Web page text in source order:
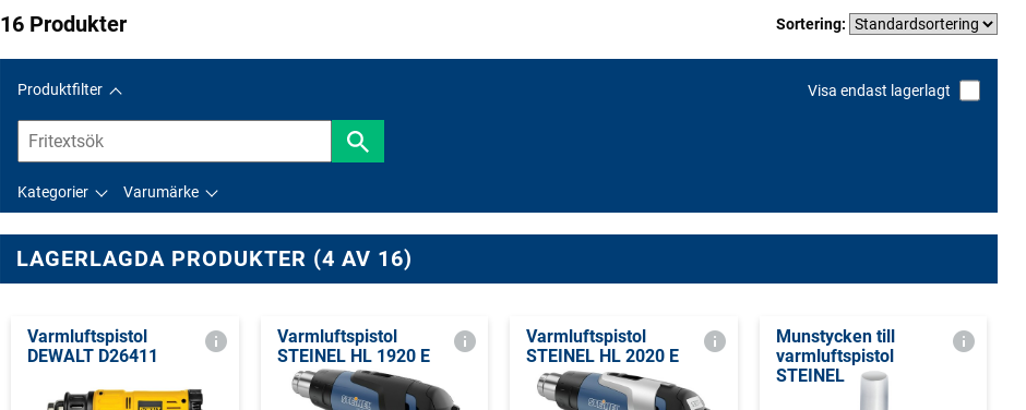
16 Produkter Sortering:
Produktfilter Visa endast lagerlagt
Kategorier Varumärke
LAGERLAGDA PRODUKTER (4 AV 16)
Varmluftspistol
DEWALT D26411
Varmluftspistol
STEINEL HL 1920 E
Varmluftspistol
STEINEL HL 2020 E
Munstycken till
varmluftspistol
STEINEL